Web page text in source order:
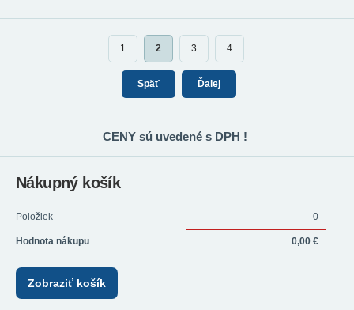
1 2 3 4
Späť Ďalej
CENY sú uvedené s DPH !
Nákupný košík
Položiek 0
Hodnota nákupu 0,00 €
Zobraziť košík